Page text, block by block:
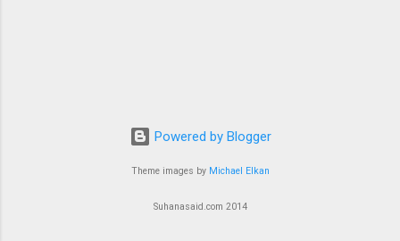
Powered by Blogger
Theme images by Michael Elkan
Suhanasaid.com 2014